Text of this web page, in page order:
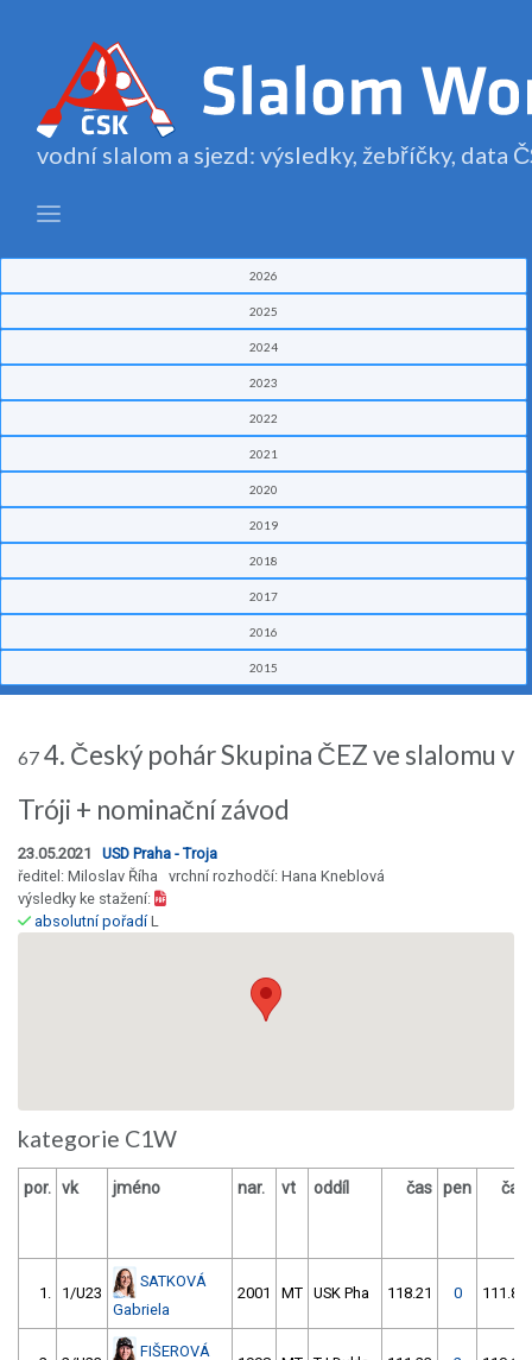
vodní slalom a sjezd: výsledky, žebříčky, data
2026
2025
2024
2023
2022
2021
2020
2019
2018
2017
2016
2015
67 4. Český pohár Skupina ČEZ ve slalomu v
Tróji + nominační závod
23.05.2021 USD Praha - Troja
ředitel: Miloslav Říha vrchní rozhodčí: Hana Kneblová
výsledky ke stažení:
absolutní pořadíL
kategorie C1W
por. vk jméno nar. vt oddíl čas pen čas
1. 1/U23
SATKOVÁ
Gabriela
2001 MT USK Pha 118.21 0 111.80
FIŠEROVÁ